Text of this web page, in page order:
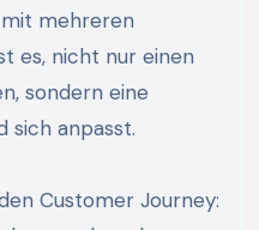
mehreren
es, nicht nur einen
sondern eine
sich anpasst.
Customer Journey: